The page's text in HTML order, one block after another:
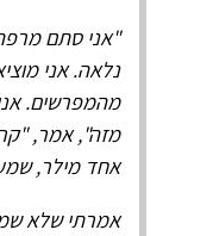
"אני סתם
נלאה. אני
מהמפרשים.
מזה", אמר,
אחד מילר,
אמרתי שלא